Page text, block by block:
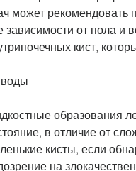
может рекомендовать
зависимости от пола и
кист,
образования
в отличие от
кисты, если
на